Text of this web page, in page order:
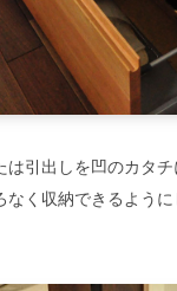
は引出しを凹のカタ
なく収納できるよう